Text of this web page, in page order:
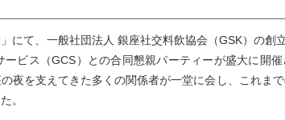
にて、一般社団法人 銀座社交料飲協会（GSK）の創
ビス（GCS）との合同懇親パーティーが盛大に開
夜を支えてきた多くの関係者が一堂に会し、これま
。